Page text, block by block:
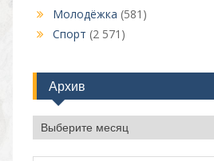
Молодёжка (581)
Спорт (2 571)
Архив
Архив